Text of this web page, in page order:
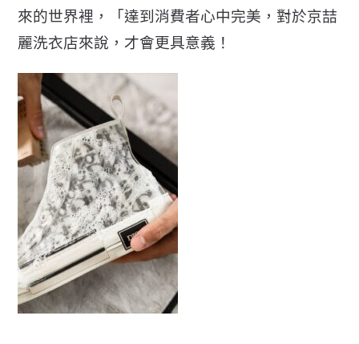
來的世界裡，「達到消費者心中完美，對於京喆
麗洗衣店來說，才會更具意義！